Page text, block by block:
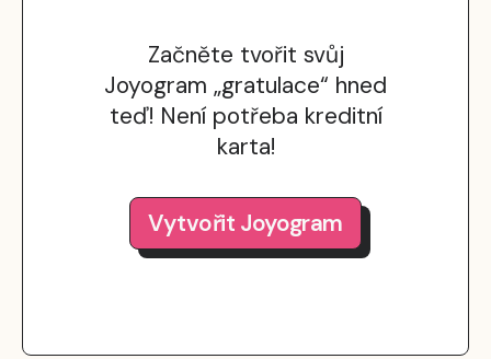
Začněte tvořit svůj
Joyogram „gratulace“ hned
teď! Není potřeba kreditní
karta!
Vytvořit Joyogram